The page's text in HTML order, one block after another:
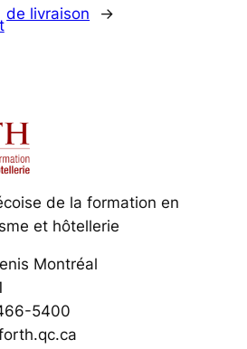
de livraison
→
de la formation en
et hôtellerie
Montréal
5400